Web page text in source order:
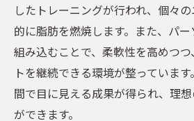
したトレーニングが行われ、個々
的に脂肪を燃焼します。また、パ
組み込むことで、柔軟性を高めつ
トを継続できる環境が整っていま
間で目に見える成果が得られ、理
ができます。